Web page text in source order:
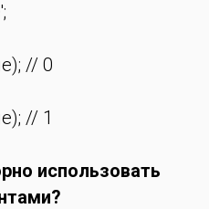
// 0
// 1
использовать